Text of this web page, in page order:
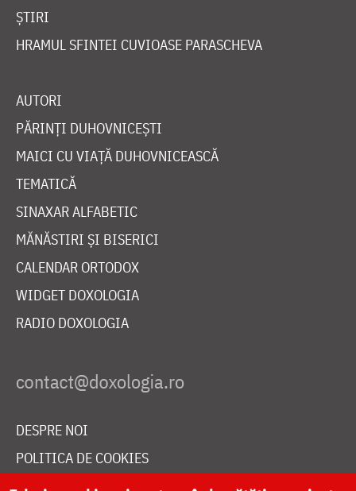
ȘTIRI
HRAMUL SFINTEI CUVIOASE PARASCHEVA
AUTORI
PĂRINȚI DUHOVNICEȘTI
MAICI CU VIAȚĂ DUHOVNICEASCĂ
TEMATICĂ
SINAXAR ALFABETIC
MĂNĂSTIRI ȘI BISERICI
CALENDAR ORTODOX
WIDGET DOXOLOGIA
RADIO DOXOLOGIA
DESPRE NOI
POLITICA DE COOKIES
DONEAZĂ ONLINE PENTRU CATEDRALA NAȚIONALĂ